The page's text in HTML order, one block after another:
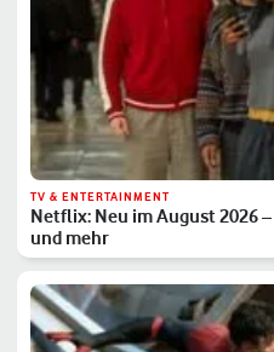
TV & ENTERTAINMENT
Netflix: Neu im August 2026
und mehr